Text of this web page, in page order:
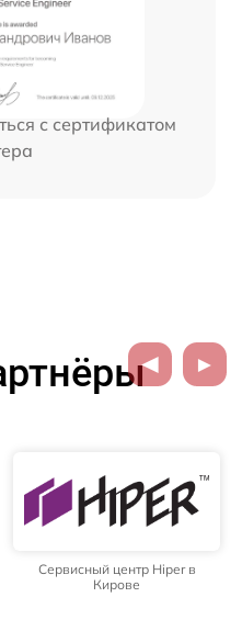
с сертификатом
Сервисный центр Hiper в
Кирове